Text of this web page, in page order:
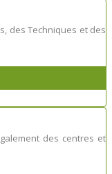
des Techniques et des
des centres et